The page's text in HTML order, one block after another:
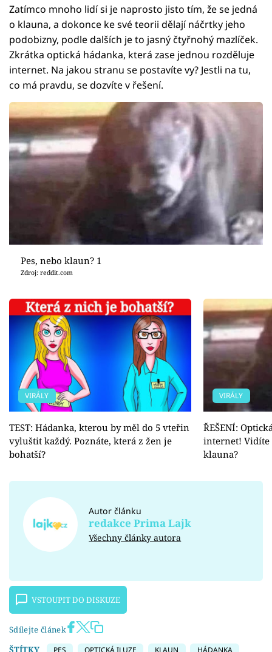
Zatímco mnoho lidí si je naprosto jisto tím, že se jedná
o klauna, a dokonce ke své teorii dělají náčrtky jeho
podobizny, podle dalších je to jasný čtyřnohý mazlíček.
Zkrátka optická hádanka, která zase jednou rozděluje
internet. Na jakou stranu se postavíte vy? Jestli na tu,
co má pravdu, se dozvíte v řešení.
Pes, nebo klaun? 1
Zdroj: reddit.com
VIRÁLY
TEST: Hádanka, kterou by měl do 5 vteřin
vyluštit každý. Poznáte, která z žen je
bohatší?
VIRÁLY
ŘEŠENÍ:
internet! Vidíte
klauna?
Autor článku
redakce Prima Lajk
Všechny články autora
VSTOUPIT DO DISKUZE
Sdílejte článek
ŠTÍTKY
PES OPTICKÁ ILUZE KLAUN HÁDANKA